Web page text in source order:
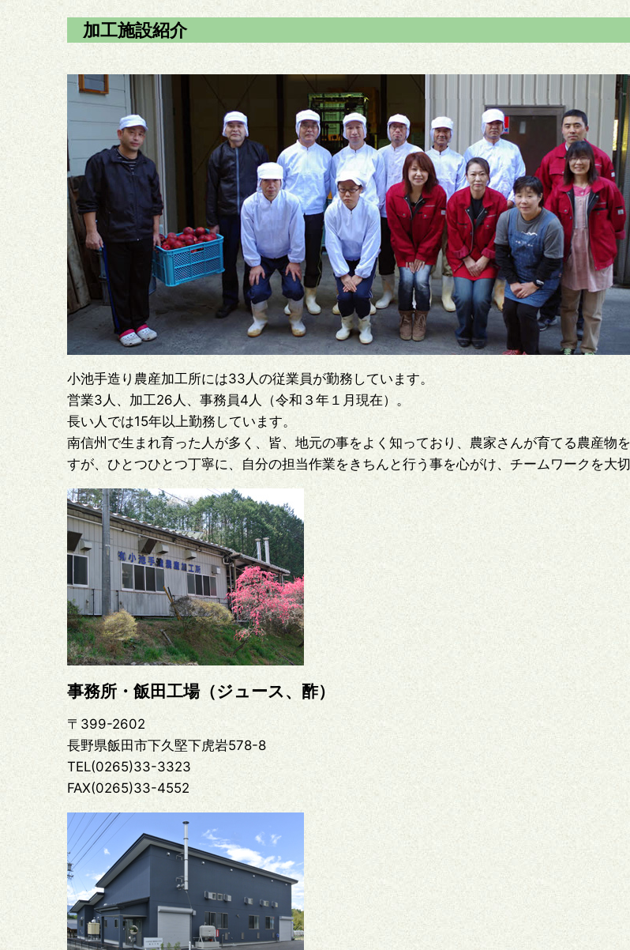
加工施設紹介
小池手造り農産加工所には33人の従業員が勤務しています。
営業3人、加工26人、事務員4人（令和３年１月現在）。
長い人では15年以上勤務しています。
南信州で生まれ育った人が多く、皆、地元の事をよく知っており、農家さんが育てる農産物
すが、ひとつひとつ丁寧に、自分の担当作業をきちんと行う事を心がけ、チームワークを大切
事務所・飯田工場（ジュース、酢）
〒399-2602
長野県飯田市下久堅下虎岩578-8
TEL(0265)33-3323
FAX(0265)33-4552